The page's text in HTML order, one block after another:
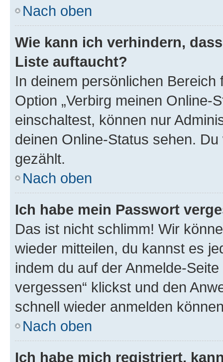
Nach oben
Wie kann ich verhindern,
Liste auftaucht?
In deinem persönlichen
Option „Verbirg meinen Online-
einschaltest, können nur
deinen Online-Status sehen.
gezählt.
Nach oben
Ich habe mein Passwort
Das ist nicht schlimm! Wir
wieder mitteilen, du kannst es
indem du auf der Anmelde-
vergessen“ klickst und den
schnell wieder anmelden
Nach oben
Ich habe mich registriert,